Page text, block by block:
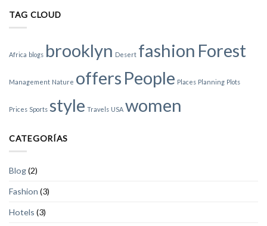
TAG CLOUD
Africa blogs brooklyn Desert fashion Forest
Management Nature offers People Places Planning Plots
Prices Sports style Travels USA women
CATEGORÍAS
Blog(2)
Fashion (3)
Hotels (3)